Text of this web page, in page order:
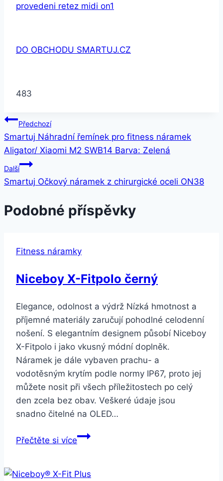
DO OBCHODU SMARTUJ.CZ
483
Navigace
pro
příspěvek
Předchozí
Smartuj Náhradní řemínek pro fitness náramek
Aligator/ Xiaomi M2 SWB14 Barva: Zelená
Další
Smartuj Očkový náramek z chirurgické oceli ON38
Podobné příspěvky
Fitness náramky
Niceboy X-Fitpolo černý
Elegance, odolnost a výdrž Nízká hmotnost a
příjemné materiály zaručují pohodlné celodenní
nošení. S elegantním designem působí Niceboy
X-Fitpolo i jako vkusný módní doplněk.
Náramek je dále vybaven prachu- a
vodotěsným krytím podle normy IP67, proto jej
můžete nosit při všech příležitostech po celý
den zcela bez obav. Veškeré údaje jsou
snadno čitelné na OLED…
Přečtěte si víceNiceboy
černý